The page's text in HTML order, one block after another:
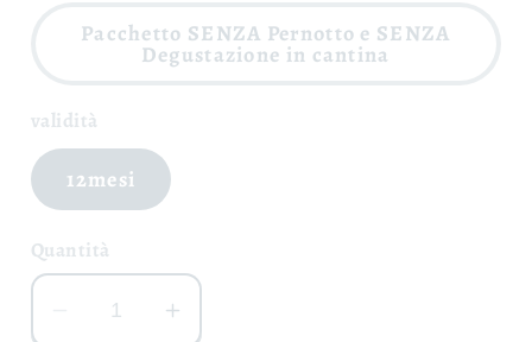
Pacchetto SENZA Pernotto e SENZA
Degustazione in cantina
validità
12mesi
Quantità
DiminuisciAumenta